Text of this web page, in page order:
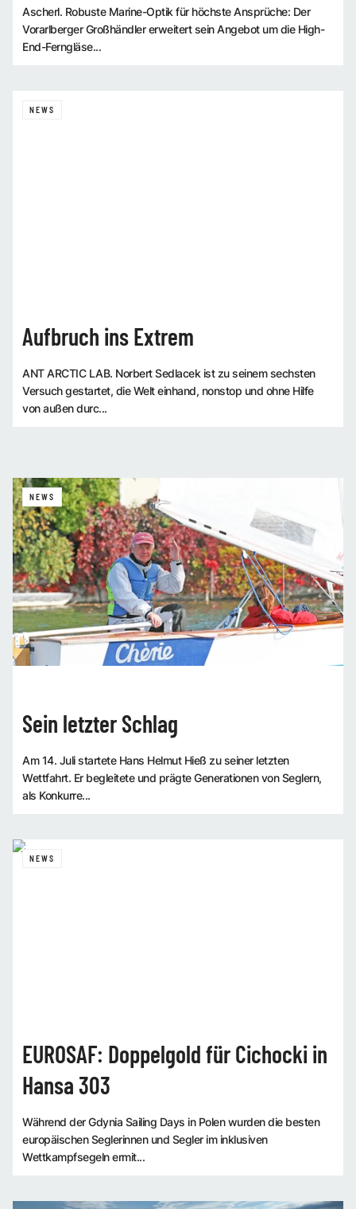
Ascherl. Robuste Marine-Optik für höchste Ansprüche: Der
Vorarlberger Großhändler erweitert sein Angebot um die High-
End-Ferngläse...
NEWS
Aufbruch ins Extrem
ANT ARCTIC LAB. Norbert Sedlacek ist zu seinem sechsten
Versuch gestartet, die Welt einhand, nonstop und ohne Hilfe
von außen durc...
NEWS
Sein letzter Schlag
Am 14. Juli startete Hans Helmut Hieß zu seiner letzten
Wettfahrt. Er begleitete und prägte Generationen von Seglern,
als Konkurre...
NEWS
EUROSAF: Doppelgold für Cichocki in
Hansa 303
Während der Gdynia Sailing Days in Polen wurden die besten
europäischen Seglerinnen und Segler im inklusiven
Wettkampfsegeln ermit...